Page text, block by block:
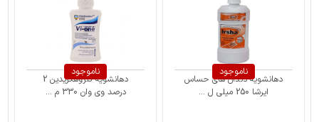
ناموجود
دهانشویه دندان های حساس
ایرشا 250 میلی ل ...
ناموجود
دهانشویه کلروهگزیدین 2
درصد وی وان 330 م ...